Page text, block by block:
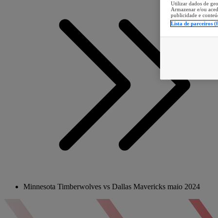
Minnesota Timberwolves vs Dallas Mavericks maio 2024
Utilizar dados de
Armazenar e/ou
publicidade e
Lista de parceiros